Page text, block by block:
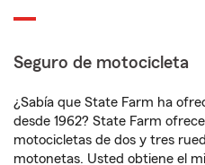
Seguro de motocicleta
¿Sabía que State Farm ha
desde 1962? State Farm
motocicletas de dos y tres
motonetas. Usted obtiene el